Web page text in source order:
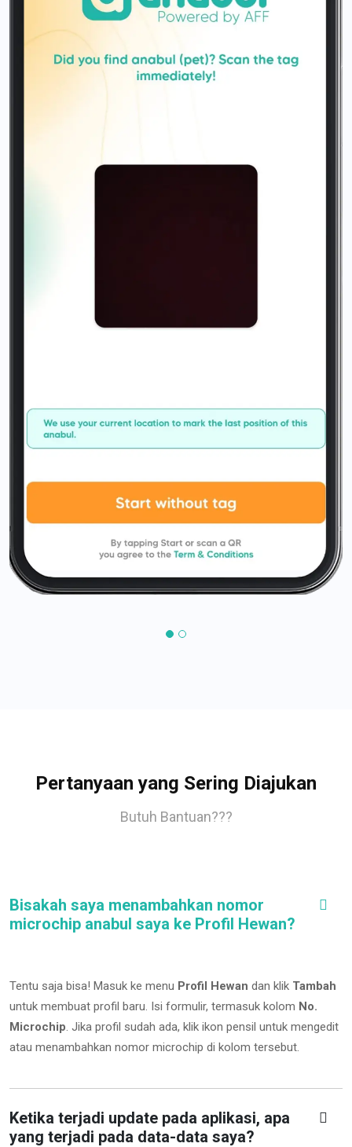
Pertanyaan yang Sering Diajukan
Butuh Bantuan???
Bisakah saya menambahkan nomor
microchip anabul saya ke Profil Hewan?
Tentu saja bisa! Masuk ke menu Profil Hewan dan klik Tambah
untuk membuat profil baru. Isi formulir, termasuk kolom No.
Microchip. Jika profil sudah ada, klik ikon pensil untuk mengedit
atau menambahkan nomor microchip di kolom tersebut.
Ketika terjadi update pada aplikasi, apa
yang terjadi pada data-data saya?